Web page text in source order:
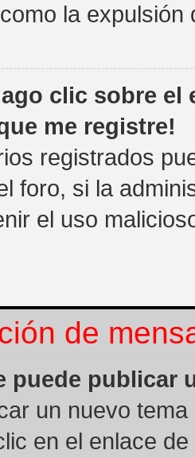
la expulsión
clic sobre el
me registre!
registrados
foro, si la
el uso
de
puede publicar
un nuevo
en el enlace